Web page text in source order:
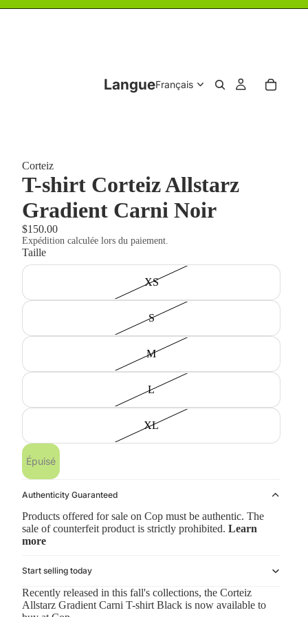
Langue
Corteiz
T-shirt Corteiz Allstarz
Gradient Carni Noir
$150.00
Expédition calculée lors du paiement.
Taille
XS
S
M
L
XL
Épuisé
Authenticity Guaranteed
Products offered for sale on Cop must be authentic. The
sale of counterfeit product is strictly prohibited. Learn
more
Start selling today
Recently released in this fall's collections, the Corteiz
Allstarz Gradient Carni T-shirt Black is now available to